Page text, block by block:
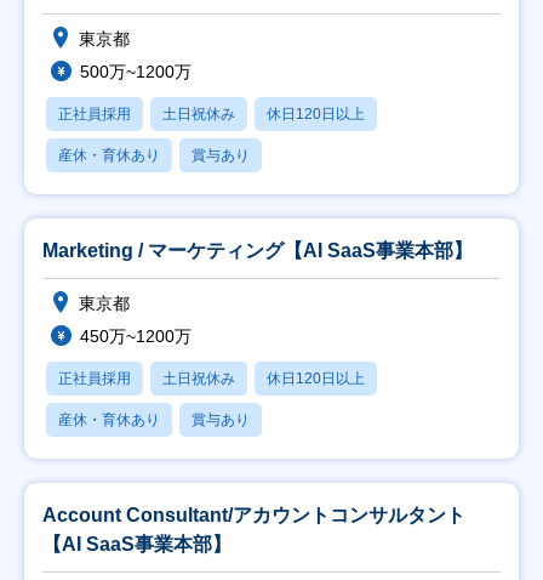
東京都
500万~1200万
正社員採用 土日祝休み 休日120日以上
産休・育休あり 賞与あり
Marketing / マーケティング【AI SaaS事業本部】
東京都
450万~1200万
正社員採用 土日祝休み 休日120日以上
産休・育休あり 賞与あり
Account Consultant/アカウントコンサルタント
【AI SaaS事業本部】